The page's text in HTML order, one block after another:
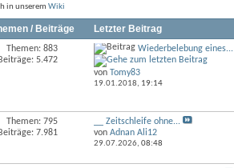
in unserem Wiki
/ Beiträge Letzter Beitrag
Themen: 883
Beiträge: 5.472
Wiederbelebung eines...
von Tomy83
19.01.2018, 19:14
Themen: 795
Beiträge: 7.981
__ Zeitschleife ohne...
von Adnan Ali12
29.07.2026, 08:48